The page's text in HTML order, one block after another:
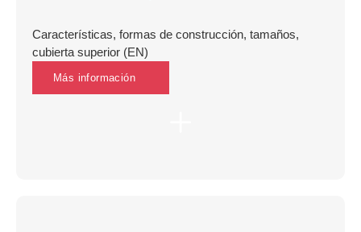
Características, formas de construcción, tamaños,
cubierta superior (EN)
Más información